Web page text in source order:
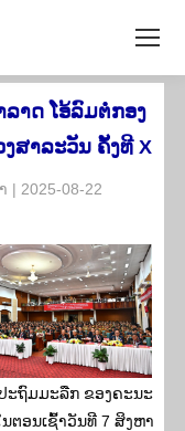
າດ ໂອ້ລົມຕໍ່ກອງ
ສາລະວັນ ຄັ້ງທີ X
| 2025-08-22
ະຖົມມະລືກ ຂອງຄະນະ
ຕອນເຊົ້າວັນທີ 7 ສິງຫາ